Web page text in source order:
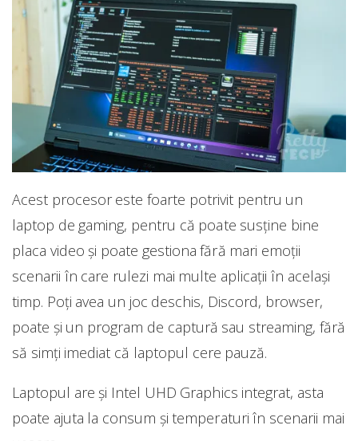
Acest procesor este foarte potrivit pentru un
laptop de gaming, pentru că poate susține bine
placa video și poate gestiona fără mari emoții
scenarii în care rulezi mai multe aplicații în același
timp. Poți avea un joc deschis, Discord, browser,
poate și un program de captură sau streaming, fără
să simți imediat că laptopul cere pauză.
Laptopul are și Intel UHD Graphics integrat, asta
poate ajuta la consum și temperaturi în scenarii mai